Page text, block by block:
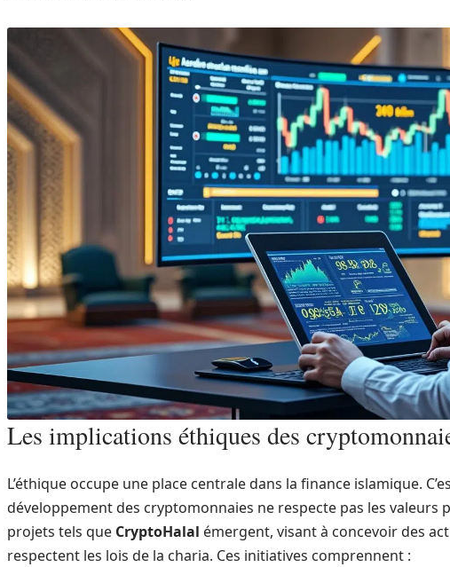
Les implications éthiques des
L’éthique occupe une place centrale dans la finance islamique.
développement des cryptomonnaies ne respecte pas les valeurs
projets tels que CryptoHalal émergent, visant à concevoir des
respectent les lois de la charia. Ces initiatives comprennent :